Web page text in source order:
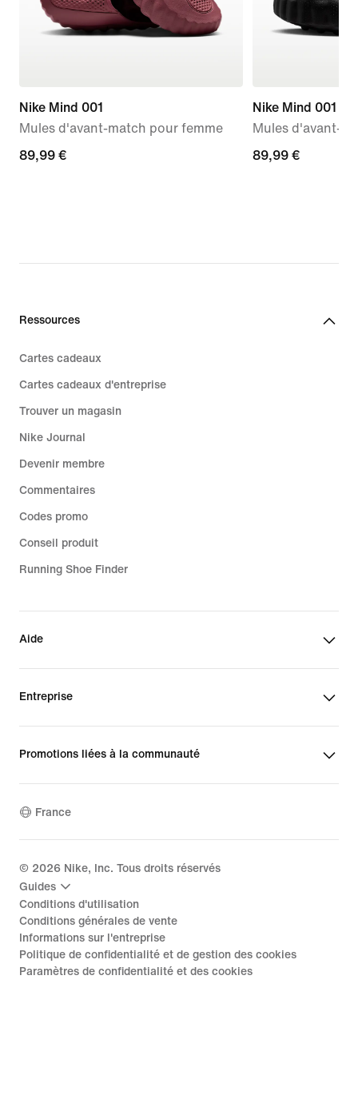
Nike Mind 001
Mules d'avant-match pour femme
89,99 €
89,99 €
Nike Mind 001
Mules d'avant-
89,99 €
89,99 €
Ressources
Cartes cadeaux
Cartes cadeaux d'entreprise
Trouver un magasin
Nike Journal
Devenir membre
Commentaires
Codes promo
Conseil produit
Running Shoe Finder
Aide
Entreprise
Promotions liées à la communauté
France
© 2026 Nike, Inc. Tous droits réservés
Guides
Conditions d'utilisation
Conditions générales de vente
Informations sur l'entreprise
Politique de confidentialité et de gestion des cookies
Paramètres de confidentialité et des cookies